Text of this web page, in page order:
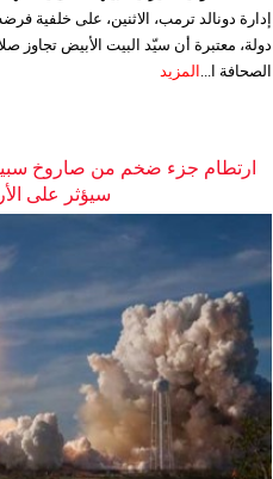
دولة، معتبرة أن سيّد البيت الأبيض تجاوز
الصحافة ا... المزيد
ارتطام جزء ضخم من صاروخ
سيؤثر على